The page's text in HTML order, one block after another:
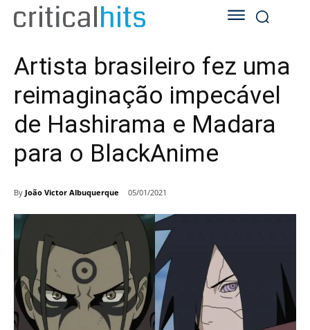
Artista brasileiro fez uma
reimaginação impecável
de Hashirama e Madara
para o BlackAnime
By João Victor Albuquerque 05/01/2021